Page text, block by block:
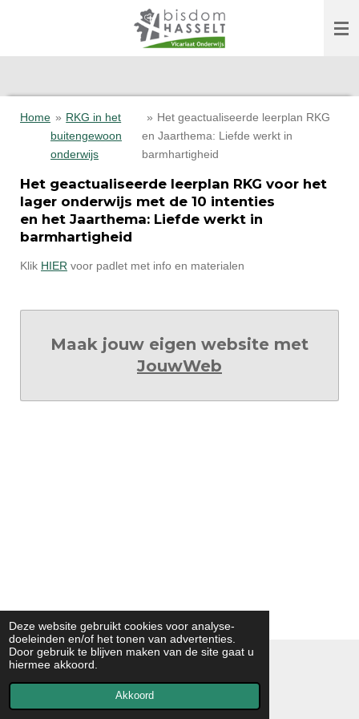
Deze website gebruikt cookies voor analyse-
doeleinden en/of het tonen van advertenties.
Door gebruik te blijven maken van de site gaat u
hiermee akkoord.
Akkoord
Home » RKG in het
buitengewoon
onderwijs
» Het geactualiseerde leerplan RKG
en Jaarthema: Liefde werkt in
barmhartigheid
Het geactualiseerde leerplan RKG voor het
lager onderwijs met de 10 intenties
en het Jaarthema: Liefde werkt in
barmhartigheid
Klik HIER voor padlet met info en materialen
Maak jouw eigen website met
JouwWeb
© 2021 - 2026 INSPECTIE-BEGELEIDING RKG
JouwWeb